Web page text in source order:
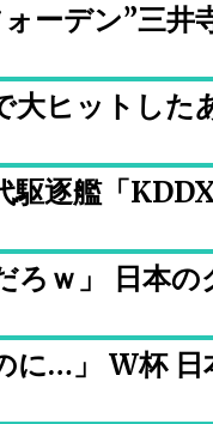
ォーデン”三
大ヒットした
駆逐艦「
ろｗ」 日本
に…」 W杯